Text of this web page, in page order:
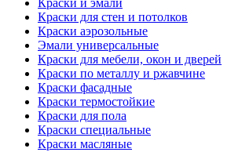
Краски и эмали
Краски для стен и потолков
Краски аэрозольные
Эмали универсальные
Краски для мебели, окон и дверей
Краски по металлу и ржавчине
Краски фасадные
Краски термостойкие
Краски для пола
Краски специальные
Краски масляные